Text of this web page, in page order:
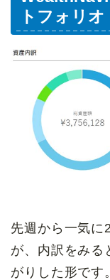
トフォリオ
先週から一気に
が、内訳をみる
がりした形です